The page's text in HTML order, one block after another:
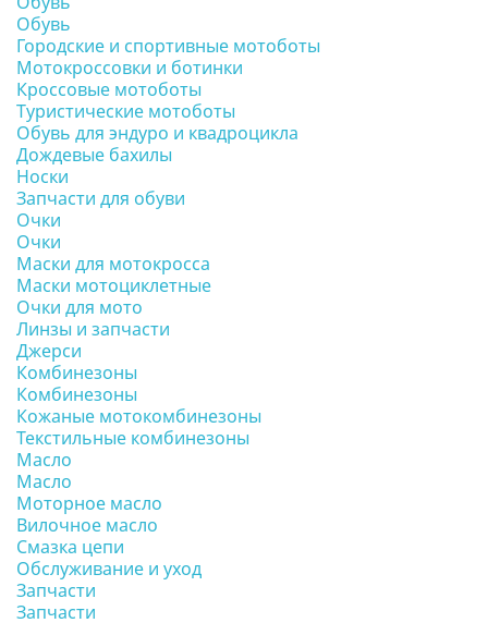
Обувь
Городские и спортивные мотоботы
Мотокроссовки и ботинки
Кроссовые мотоботы
Туристические мотоботы
Обувь для эндуро и квадроцикла
Дождевые бахилы
Носки
Запчасти для обуви
Очки
Очки
Маски для мотокросса
Маски мотоциклетные
Очки для мото
Линзы и запчасти
Джерси
Комбинезоны
Комбинезоны
Кожаные мотокомбинезоны
Текстильные комбинезоны
Масло
Масло
Моторное масло
Вилочное масло
Смазка цепи
Обслуживание и уход
Запчасти
Запчасти